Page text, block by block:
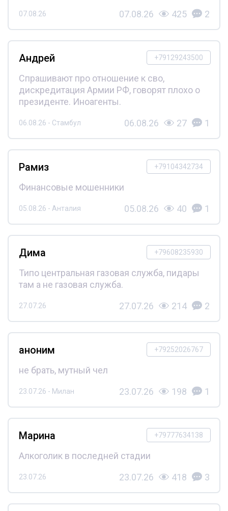
07.08.26 07.08.26 425 2
+79129243500
Андрей
Спрашивают про отношение к сво,
дискредитация Армии РФ, говорят плохо о
президенте. Иноагенты.
06.08.26 - Стамбул 06.08.26 27 1
+79104342734
Рамиз
Финансовые мошенники
05.08.26 - Анталия 05.08.26 40 1
+79608235930
Дима
Типо центральная газовая служба, пидары
там а не газовая служба.
27.07.26 27.07.26 214 2
+79252026767
аноним
не брать, мутный чел
23.07.26 - Милан 23.07.26 198 1
+79777634138
Марина
Алкоголик в последней стадии
23.07.26 23.07.26 418 3